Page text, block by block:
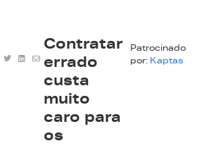
Contratar
errado
custa
muito
caro para
os
Patrocinado
por: Kaptas